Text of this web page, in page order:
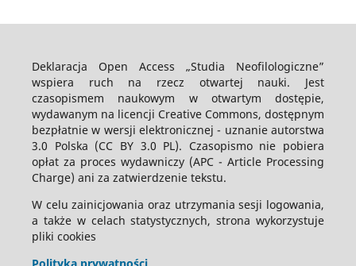
Deklaracja Open Access „Studia Neofilologiczne”
wspiera ruch na rzecz otwartej nauki. Jest
czasopismem naukowym w otwartym dostępie,
wydawanym na licencji Creative Commons, dostępnym
bezpłatnie w wersji elektronicznej - uznanie autorstwa
3.0 Polska (CC BY 3.0 PL). Czasopismo nie pobiera
opłat za proces wydawniczy (APC - Article Processing
Charge) ani za zatwierdzenie tekstu.
W celu zainicjowania oraz utrzymania sesji logowania,
a także w celach statystycznych, strona wykorzystuje
pliki cookies